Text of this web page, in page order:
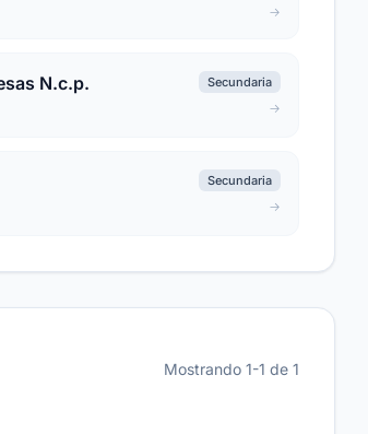
N.c.p. Secundaria
Secundaria
Mostrando 1-1 de 1